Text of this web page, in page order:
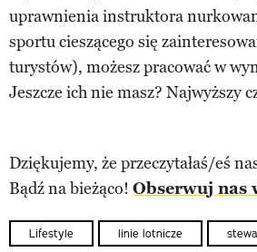
uprawnienia instruktora
sportu cieszącego się
turystów), możesz pracować w
Jeszcze ich nie masz? Najwyższy
Dziękujemy, że przeczytałaś/eś
Bądź na bieżąco! Obserwuj nas
Lifestyle linie lotnicze